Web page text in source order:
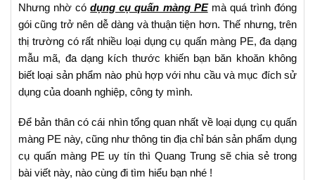
Nhưng nhờ códụng cụ quấn màng PEmà quá trình đóng
gói cũng trở nên dễ dàng và thuận tiện hơn. Thế nhưng, trên
thị trường có rất nhiều loại dụng cụ quấn màng PE, đa dạng
mẫu mã, đa dạng kích thước khiến bạn băn khoăn không
biết loại sản phẩm nào phù hợp với nhu cầu và mục đích sử
dụng của doanh nghiệp, công ty mình.
Để bản thân có cái nhìn tổng quan nhất về loại dụng cụ quấn
màng PE này, cũng như thông tin địa chỉ bán sản phẩm dụng
cụ quấn màng PE uy tín thì Quang Trung sẽ chia sẻ trong
bài viết này, nào cùng đi tìm hiểu bạn nhé !